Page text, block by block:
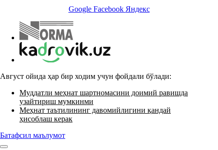
Google Facebook Яндекс
Август ойида ҳар бир ходим учун фойдали бўлади:
Муддатли меҳнат шартномасини доимий равишда
узайтириш мумкинми
Меҳнат таътилининг давомийлигини қандай
ҳисоблаш керак
Батафсил маълумот